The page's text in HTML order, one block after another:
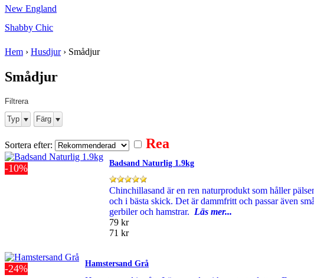
New England
Shabby Chic
Hem › Husdjur› Smådjur
Smådjur
Filtrera
Typ
Färg
Sortera efter: Rea
-10% Badsand Naturlig 1.9kg
Chinchillasand är en ren naturprodukt som håller
och i bästa skick. Det är dammfritt och passar även
gerbiler och hamstrar. Läs mer...
79 kr
71 kr
-24% Hamstersand Grå